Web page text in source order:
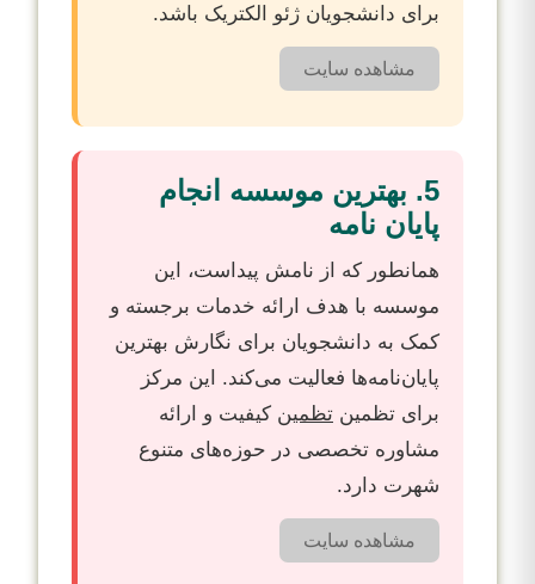
برای دانشجویان ژئو الکتریک باشد.
مشاهده سایت
5. بهترین موسسه انجام
پایان نامه
همانطور که از نامش پیداست، این
موسسه با هدف ارائه خدمات برجسته و
کمک به دانشجویان برای نگارش بهترین
پایان‌نامه‌ها فعالیت می‌کند. این مرکز
برای تظمین تظمین کیفیت و ارائه
مشاوره تخصصی در حوزه‌های متنوع
شهرت دارد.
مشاهده سایت